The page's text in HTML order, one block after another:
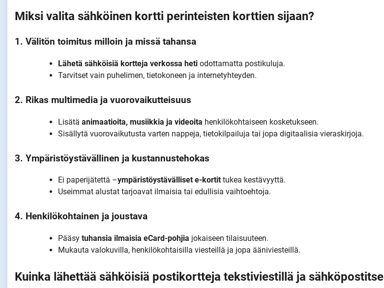
Miksi valita sähköinen kortti perinteisten korttien sijaan?
1. Välitön toimitus milloin ja missä tahansa
Lähetä sähköisiä kortteja verkossa heti odottamatta postikuluja.
Tarvitset vain puhelimen, tietokoneen ja internetyhteyden.
2. Rikas multimedia ja vuorovaikutteisuus
Lisätä animaatioita, musiikkia ja videoita henkilökohtaiseen kosketukseen.
Sisällytä vuorovaikutusta varten nappeja, tietokilpailuja tai jopa digitaalisia vieraskirjoja.
3. Ympäristöystävällinen ja kustannustehokas
Ei paperijätettä –ympäristöystävälliset e-kortit tukea kestävyyttä.
Useimmat alustat tarjoavat ilmaisia tai edullisia vaihtoehtoja.
4. Henkilökohtainen ja joustava
Pääsy tuhansia ilmaisia eCard-pohjia jokaiseen tilaisuuteen.
Mukauta valokuvilla, henkilökohtaisilla viesteillä ja jopa ääniviesteillä.
Kuinka lähettää sähköisiä postikortteja tekstiviestillä ja sähköpostitse